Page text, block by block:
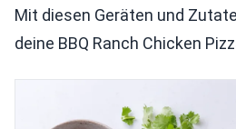
Mit diesen Geräten und
deine BBQ Ranch Chicken